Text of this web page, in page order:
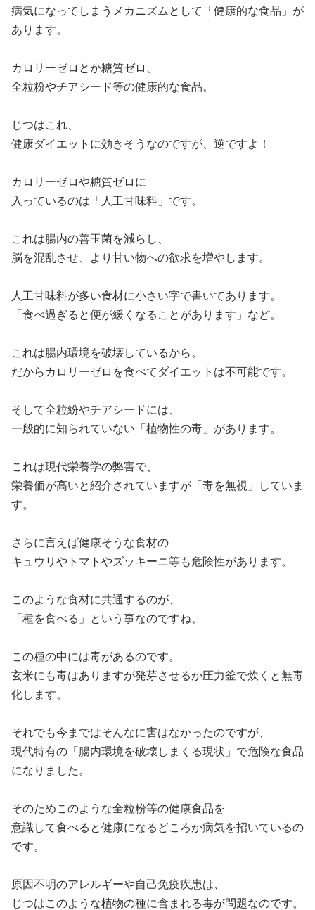
病気になってしまうメカニズムとして「健康的な食品」が
あります。
カロリーゼロとか糖質ゼロ、
全粒粉やチアシード等の健康的な食品。
じつはこれ、
健康ダイエットに効きそうなのですが、逆ですよ！
カロリーゼロや糖質ゼロに
入っているのは「人工甘味料」です。
これは腸内の善玉菌を減らし、
脳を混乱させ、より甘い物への欲求を増やします。
人工甘味料が多い食材に小さい字で書いてあります。
「食べ過ぎると便が緩くなることがあります」など。
これは腸内環境を破壊しているから。
だからカロリーゼロを食べてダイエットは不可能です。
そして全粒紛やチアシードには、
一般的に知られていない「植物性の毒」があります。
これは現代栄養学の弊害で、
栄養価が高いと紹介されていますが「毒を無視」していま
す。
さらに言えば健康そうな食材の
キュウリやトマトやズッキーニ等も危険性があります。
このような食材に共通するのが、
「種を食べる」という事なのですね。
この種の中には毒があるのです。
玄米にも毒はありますが発芽させるか圧力釜で炊くと無毒
化します。
それでも今まではそんなに害はなかったのですが、
現代特有の「腸内環境を破壊しまくる現状」で危険な食品
になりました。
そのためこのような全粒粉等の健康食品を
意識して食べると健康になるどころか病気を招いているの
です。
原因不明のアレルギーや自己免疫疾患は、
じつはこのような植物の種に含まれる毒が問題なのです。